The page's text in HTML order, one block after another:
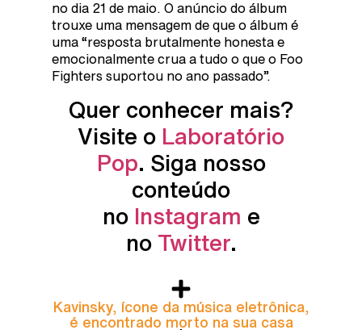
no dia 21 de maio. O anúncio do álbum
trouxe uma mensagem de que o álbum é
uma “resposta brutalmente honesta e
emocionalmente crua a tudo o que o Foo
Fighters suportou no ano passado”.
Quer conhecer mais?
Visite o Laboratório
Pop. Siga nosso
conteúdo
no Instagram e
no Twitter.
Kavinsky, ícone da música eletrônica,
é encontrado morto na sua casa